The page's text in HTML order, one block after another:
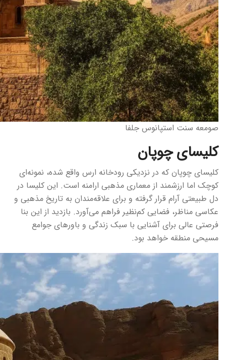
صومعه سنت استپانوس جلفا
کلیسای چوپان
کلیسای چوپان که در نزدیکی رودخانه ارس واقع شده، نمونه‌ای
کوچک اما ارزشمند از معماری مذهبی ارامنه است. این کلیسا در
دل طبیعتی آرام قرار گرفته و برای علاقه‌مندان به تاریخ مذهبی و
عکاسی مناظر، فضایی کم‌نظیر فراهم می‌آورد. بازدید از این بنا
فرصتی عالی برای آشنایی با سبک زندگی و باورهای جوامع
مسیحی منطقه خواهد بود.